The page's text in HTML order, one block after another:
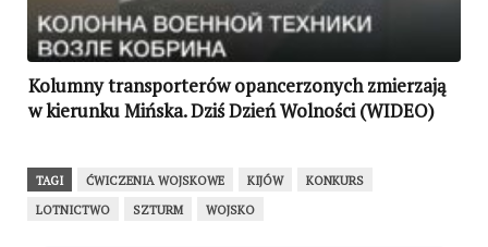
Kolumny transporterów opancerzonych zmierzają
w kierunku Mińska. Dziś Dzień Wolności (WIDEO)
TAGI ĆWICZENIA WOJSKOWE KIJÓW
KONKURS
LOTNICTWO
SZTURM WOJSKO